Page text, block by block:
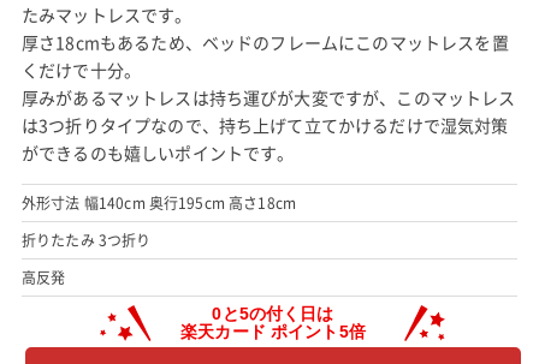
たみマットレスです。
厚さ18cmもあるため、ベッドのフレームにこのマットレスを置
くだけで十分。
厚みがあるマットレスは持ち運びが大変ですが、このマットレス
は3つ折りタイプなので、持ち上げて立てかけるだけで湿気対策
ができるのも嬉しいポイントです。
外形寸法 幅140cm 奥行195cm 高さ18cm
折りたたみ 3つ折り
高反発